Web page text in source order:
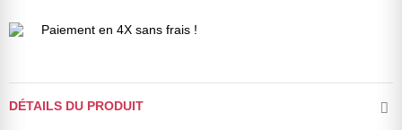
Paiement en 4X sans frais !
DÉTAILS DU PRODUIT